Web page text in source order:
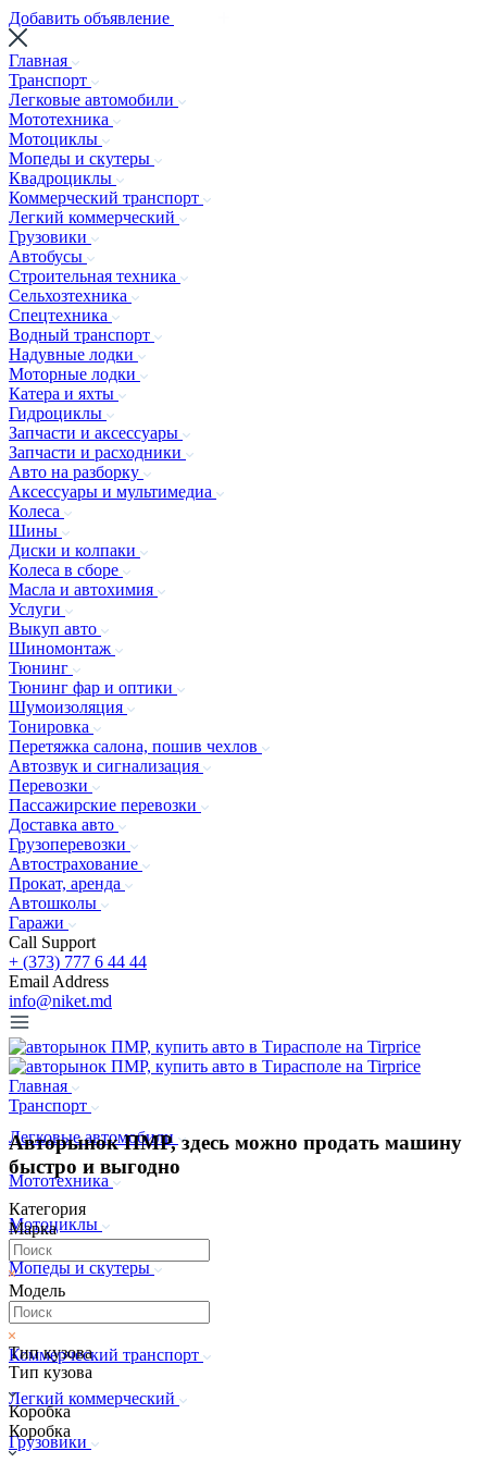
Добавить объявление
Главная
Транспорт
Легковые автомобили
Мототехника
Мотоциклы
Мопеды и скутеры
Квадроциклы
Коммерческий транспорт
Легкий коммерческий
Грузовики
Автобусы
Строительная техника
Сельхозтехника
Спецтехника
Водный транспорт
Надувные лодки
Моторные лодки
Катера и яхты
Гидроциклы
Запчасти и аксессуары
Запчасти и расходники
Авто на разборку
Аксессуары и мультимедиа
Колеса
Шины
Диски и колпаки
Колеса в сборе
Масла и автохимия
Услуги
Выкуп авто
Шиномонтаж
Тюнинг
Тюнинг фар и оптики
Шумоизоляция
Тонировка
Перетяжка салона, пошив чехлов
Автозвук и сигнализация
Перевозки
Пассажирские перевозки
Доставка авто
Грузоперевозки
Автострахование
Прокат, аренда
Автошколы
Гаражи
Call Support
+ (373) 777 6 44 44
Email Address
info@niket.md
Главная
Транспорт
Легковые автомобили
Мототехника
Мотоциклы
Мопеды и скутеры
Квадроциклы
Коммерческий транспорт
Легкий коммерческий
Грузовики
Авторынок ПМР, здесь можно продать машину
быстро и выгодно
Категория
Марка
Модель
Тип кузова
Тип кузова
Коробка
Коробка